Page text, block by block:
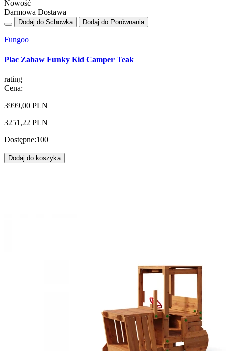
Nowość
Darmowa Dostawa
Dodaj do Schowka Dodaj do Porównania
Fungoo
Plac Zabaw Funky Kid Camper Teak
rating
Cena:
3999,00 PLN
3251,22 PLN
Dostępne:100
Dodaj do koszyka